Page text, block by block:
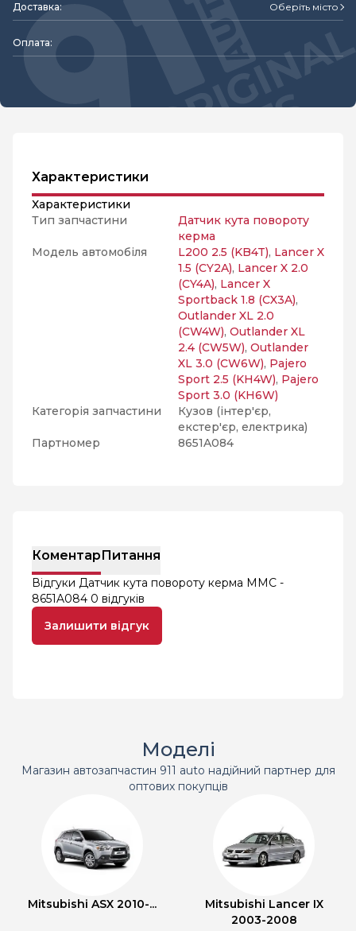
Доставка: Оберіть місто
Оплата:
Характеристики
Характеристики
Тип запчастини
Датчик кута повороту
керма
Модель автомобіля
L200 2.5 (KB4T), Lancer X
1.5 (CY2A), Lancer X 2.0
(CY4A), Lancer X
Sportback 1.8 (CX3A),
Outlander XL 2.0
(CW4W), Outlander XL
2.4 (CW5W), Outlander
XL 3.0 (CW6W), Pajero
Sport 2.5 (KH4W), Pajero
Sport 3.0 (KH6W)
Категорія запчастини
Кузов (інтер'єр,
екстер'єр, електрика)
Партномер
8651A084
КоментарПитання
Відгуки Датчик кута повороту керма MMC -
8651A084 0 відгуків
Залишити відгук
Моделі
Магазин автозапчастин 911 auto надійний партнер для
оптових покупців
Mitsubishi ASX 2010-...
Mitsubishi Lancer IX
2003-2008